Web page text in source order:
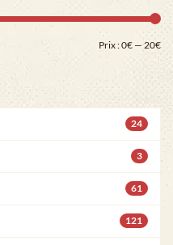
Prix :0€ —20€
24
3
61
121